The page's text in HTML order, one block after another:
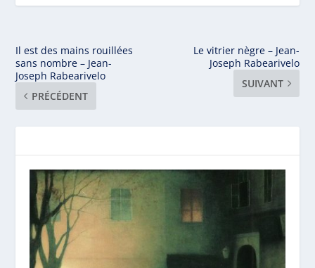
Il est des mains rouillées
sans nombre – Jean-
Joseph Rabearivelo
PRÉCÉDENT
Le vitrier nègre – Jean-
Joseph Rabearivelo
SUIVANT